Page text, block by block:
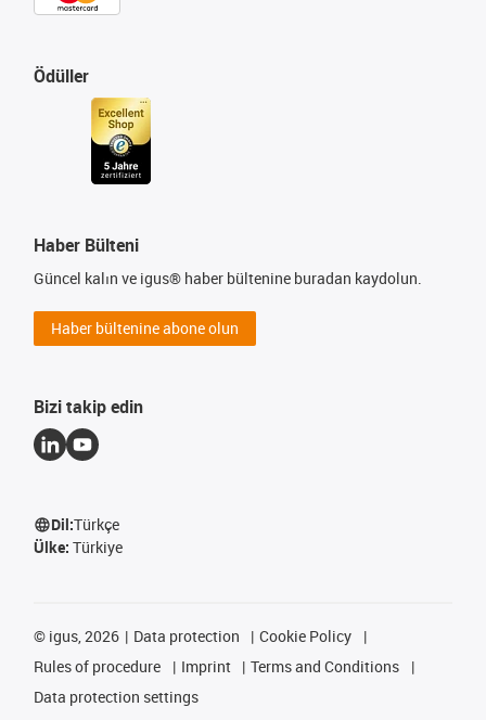
Ödüller
Haber Bülteni
Güncel kalın ve igus® haber bültenine buradan kaydolun.
Haber bültenine abone olun
Bizi takip edin
Dil:Türkçe
Ülke: Türkiye
© igus, 2026 Data protection
Cookie Policy
Rules of procedure
Imprint
Terms and Conditions
Data protection settings